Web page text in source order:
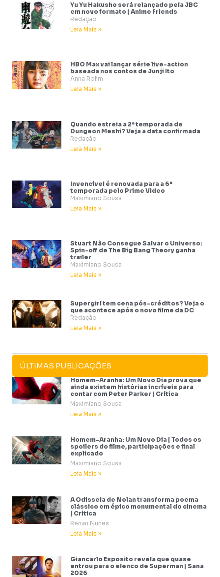
Yu Yu Hakusho será relançado pela JBC
em novo formato | Anime Friends
Redação
Leia Mais »
HBO Max vai lançar série live-action
baseada nos contos de Junji Ito
Anna Rolim
Leia Mais »
Quando estreia a 2ª temporada de
Dungeon Meshi? Veja a data confirmada
Redação
Leia Mais »
Invencível é renovada para a 6ª
temporada pelo Prime Video
Maximiano Sousa
Leia Mais »
Stuart Não Consegue Salvar o Universo:
Spin-off de The Big Bang Theory ganha
trailer
Maximiano Sousa
Leia Mais »
Supergirl tem cena pós-créditos? Veja o
que acontece após o novo filme da DC
Redação
Leia Mais »
ÚLTIMAS PUBLICAÇÕES
Homem-Aranha: Um Novo Dia prova que
ainda existem histórias incríveis para
contar com Peter Parker | Crítica
Maximiano Sousa
Leia Mais »
Homem-Aranha: Um Novo Dia | Todos os
spoilers do filme, participações e final
explicado
Maximiano Sousa
Leia Mais »
A Odisseia de Nolan transforma poema
clássico em épico monumental do cinema
| Crítica
Renan Nunes
Leia Mais »
Giancarlo Esposito revela que quase
entrou para o elenco de Superman | Sana
2026